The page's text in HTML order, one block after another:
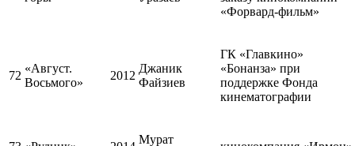
«Форвард-фильм»
72
«Август.
Восьмого»
2012
Джаник
Файзиев
ГК «Главкино»
«Бонанза» при
поддержке Фонда
кинематографии
Мурат